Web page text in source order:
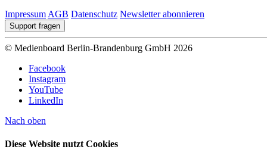
Impressum AGB Datenschutz Newsletter abonnieren
Support fragen
© Medienboard Berlin-Brandenburg GmbH 2026
Facebook
Instagram
YouTube
LinkedIn
Nach oben
Diese Website nutzt Cookies